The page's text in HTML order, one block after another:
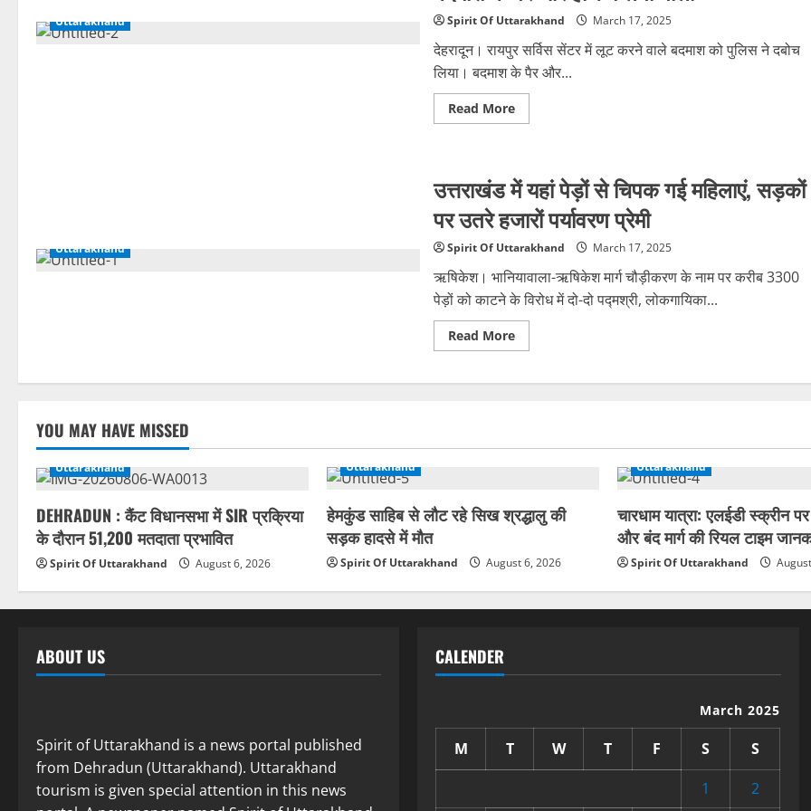
इस्तीफे
के
पांच
कुर्सियां
खाली,
मंत्री
के
लिए
इन
Uttarakhand Spirit Of Uttarakhand March 17, 2025
देहरादून। रायपुर सर्विस सेंटर में लूट करने वाले बदमाश को पुलिस ने दबोच
लिया। बदमाश के पैर और...
Read MoreRead
more
सर्विस
सेंटर
लूट
करने
वाले
के
पैर
और
हाथ
में
लगी
गोली
Uttarakhand
उत्तराखंड में यहां पेड़ों से चिपक गई महिलाएं, सड़कों
पर उतरे हजारों पर्यावरण प्रेमी
Spirit Of Uttarakhand March 17, 2025
ऋषिकेश। भानियावाला-ऋषिकेश मार्ग चौड़ीकरण के नाम पर करीब 3300
पेड़ों को काटने के विरोध में दो-दो पद्मश्री, लोकगायिका...
Read MoreRead
more
में
गई
हजारों
पर्यावरण
YOU MAY HAVE MISSED
Uttarakhand
DEHRADUN : कैंट विधानसभा में SIR प्रक्रिया
के दौरान 51,200 मतदाता प्रभावित
Spirit Of Uttarakhand August 6, 2026
Uttarakhand
हेमकुंड साहिब से लौट रहे सिख श्रद्धालु की
सड़क हादसे में मौत
Spirit Of Uttarakhand August 6, 2026
Uttarakhand
चारधाम यात्रा: एलईडी स्क्रीन
और बंद मार्ग की रियल टाइम
Spirit Of Uttarakhand
ABOUT US
Spirit of Uttarakhand is a news portal published
from Dehradun (Uttarakhand). Uttarakhand
tourism is given special attention in this news
CALENDER
March 2025
M T W T F S
S
1
2